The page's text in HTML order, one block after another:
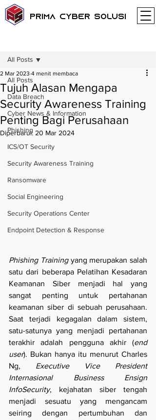
Prima Cyber Solusi
All Posts
Data Breach
Cyber News & Information
Phishing
ICS/OT Security
Security Awareness Training
Ransomware
Social Engineering
Security Operations Center
Endpoint Detection & Response
All Posts
Tujuh Alasan Mengapa
Security Awareness Training
Penting Bagi Perusahaan
2 Mar 2023 4 menit membaca
Diperbarui: 20 Mar 2024
Phishing Training yang merupakan salah
satu dari beberapa Pelatihan Kesadaran
Keamanan Siber menjadi hal yang
sangat penting untuk pertahanan
keamanan siber di sebuah perusahaan.
Saat terjadi kegagalan dalam sistem,
satu-satunya yang menjadi pertahanan
terakhir adalah pengguna akhir (end
user). Bukan hanya itu menurut Charles
Ng, Executive Vice President
Internasional Business Ensign
InfoSecurity, kejahatan siber tengah
menjadi sesuatu yang mengancam
seiring dengan pertumbuhan dan